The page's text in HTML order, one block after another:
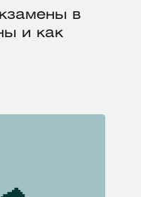
в
и как